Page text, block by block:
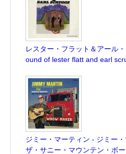
レスター・フラット＆アール
ound of lester flatt and earl
ジミー・マーティン - ジミー
ザ・サニー・マウンテン・ボ